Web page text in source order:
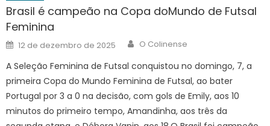
Brasil é campeão na Copa doMundo de Futsal
Feminina
Posted
on
12 de dezembro de 2025 Author
O Colinense
A Seleção Feminina de Futsal conquistou no domingo, 7, a
primeira Copa do Mundo Feminina de Futsal, ao bater
Portugal por 3 a 0 na decisão, com gols de Emily, aos 10
minutos do primeiro tempo, Amandinha, aos três da